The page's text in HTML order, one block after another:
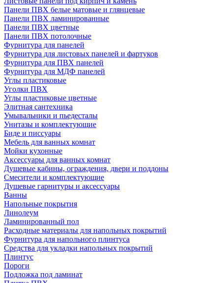
Панели ПВХ белые матовые и глянцевые
Панели ПВХ ламинированные
Панели ПВХ цветные
Панели ПВХ потолочные
Фурнитура для панелей
Фурнитура для листовых панелей и фартуков
Фурнитура для ПВХ панелей
Фурнитура для МДФ панелей
Углы пластиковые
Уголки ПВХ
Углы пластиковые цветные
Элитная сантехника
Умывальники и пьедесталы
Унитазы и комплектующие
Биде и писсуары
Мебель для ванных комнат
Мойки кухонные
Аксессуары для ванных комнат
Душевые кабины, ограждения, двери и поддоны
Смесители и комплектующие
Душевые гарнитуры и аксессуары
Ванны
Напольные покрытия
Линолеум
Ламинированный пол
Расходные материалы для напольных покрытий
Фурнитура для напольного плинтуса
Средства для укладки напольных покрытий
Плинтус
Пороги
Подложка под ламинат